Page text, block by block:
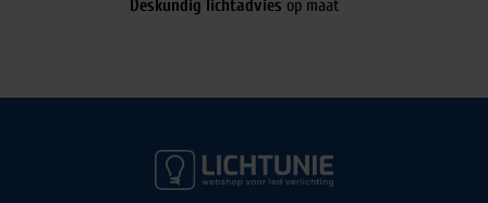
Deskundig lichtadvies op maat